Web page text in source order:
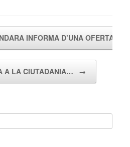
INFORMA D’UNA OFERTA…
A LA CIUTADANIA… →